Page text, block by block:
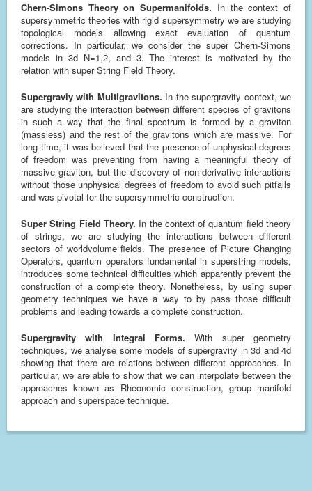
Chern-Simons Theory on Supermanifolds. In the context of
supersymmetric theories with rigid supersymmetry we are studying
topological models allowing exact evaluation of quantum
corrections. In particular, we consider the super Chern-Simons
models in 3d N=1,2, and 3. The interest is motivated by the
relation with super String Field Theory.
Supergraviy with Multigravitons. In the supergravity context, we
are studying the interaction between different species of gravitons
in such a way that the final spectrum is formed by a graviton
(massless) and the rest of the gravitons which are massive. For
long time, it was believed that the presence of unphysical degrees
of freedom was preventing from having a meaningful theory of
massive graviton, but the discovery of non-derivative interactions
without those unphysical degrees of freedom to avoid such pitfalls
and was pivotal for the supersymmetric construction.
Super String Field Theory. In the context of quantum field theory
of strings, we are studying the interactions between different
sectors of worldvolume fields. The presence of Picture Changing
Operators, quantum operators fundamental in superstring models,
introduces some technical difficulties which apparently prevent the
construction of a complete theory. Nonetheless, by using super
geometry techniques we have a way to by pass those difficult
problems and leading towards a complete construction.
Supergravity with Integral Forms.With super geometry
techniques, we analyse some models of supergravity in 3d and 4d
showing that there are relations between different approaches. In
particular, we are able to show that we can interpolate between the
approaches known as Rheonomic construction, group manifold
approach and superspace technique.